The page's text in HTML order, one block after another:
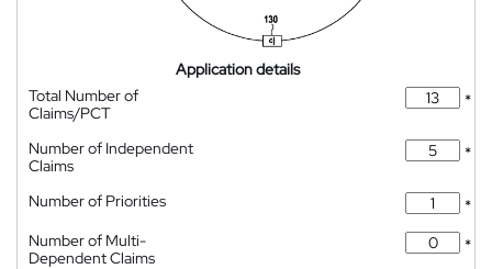
Application details
Total Number of
Claims/PCT
*
Number of Independent
Claims
*
Number of Priorities
*
Number of Multi-
Dependent Claims
*